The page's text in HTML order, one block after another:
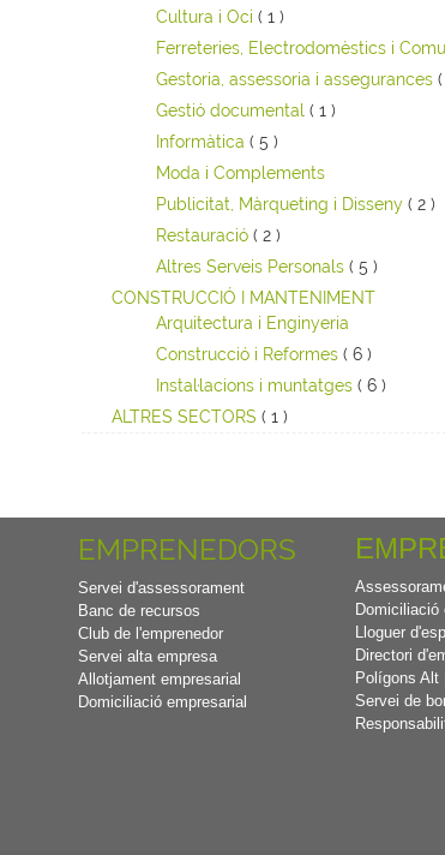
Cultura i Oci ( 1 )
Ferreteries, Electrodomèstics i
Gestoria, assessoria i assegurances
Gestió documental ( 1 )
Informàtica ( 5 )
Moda i Complements
Publicitat, Màrqueting i Disseny ( 2 )
Restauració ( 2 )
Altres Serveis Personals ( 5 )
CONSTRUCCIÓ I MANTENIMENT
Arquitectura i Enginyeria
Construcció i Reformes ( 6 )
Instal·lacions i muntatges ( 6 )
ALTRES SECTORS ( 1 )
EMPRENEDORS
Servei d'assessorament
Banc de recursos
Club de l'emprenedor
Servei alta empresa
Allotjament empresarial
Domiciliació empresarial
Domiciliació
Lloguer
Directori
Polígons Alt
Servei de